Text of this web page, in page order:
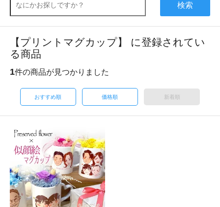
検索
【プリントマグカップ】 に登録されてい
る商品
1件の商品が見つかりました
おすすめ順 価格順 新着順